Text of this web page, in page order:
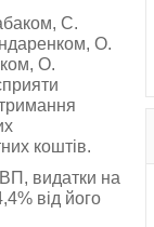
С.
О.
О.
коштів.
видатки на
від його